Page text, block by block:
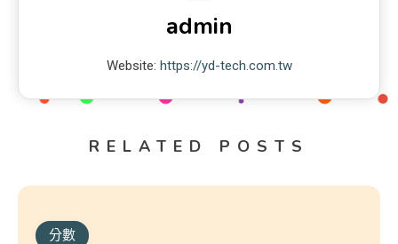
admin
Website: https://yd-tech.com.tw
RELATED POSTS
分數